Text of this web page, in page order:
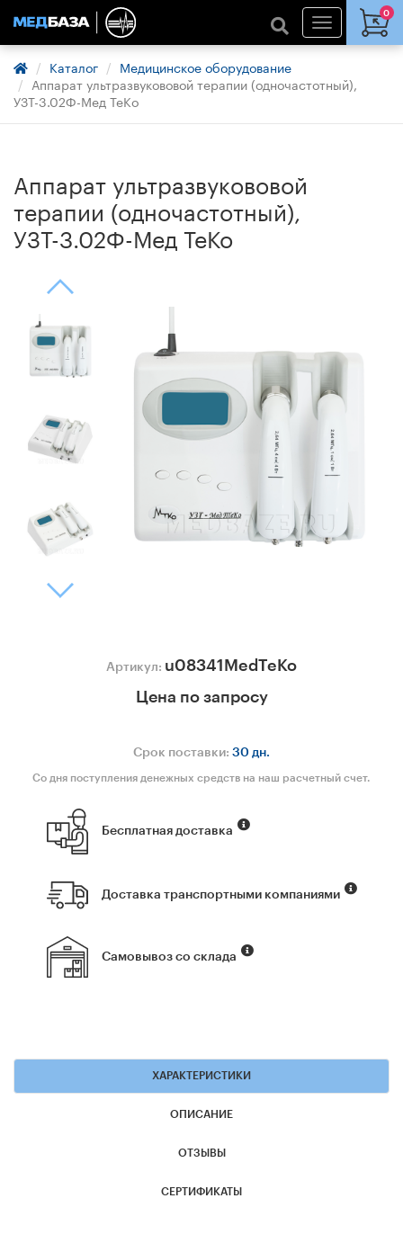
0
Каталог
Медицинское оборудование
Аппарат ультразвукововой терапии (одночастотный),
УЗТ-3.02Ф-Мед ТеКо
Аппарат ультразвукововой
терапии (одночастотный),
УЗТ-3.02Ф-Мед ТеКо
Артикул: u08341MedTeKo
Цена по запросу
Срок поставки: 30 дн.
Со дня поступления денежных средств на наш расчетный счет.
Бесплатная доставка
Доставка транспортными компаниями
Самовывоз со склада
ХАРАКТЕРИСТИКИ
ОПИСАНИЕ
ОТЗЫВЫ
СЕРТИФИКАТЫ